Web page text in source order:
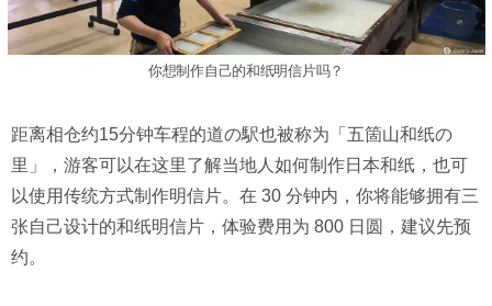
你想制作自己的和纸明信片吗？
距离相仓约15分钟车程的道の駅也被称为「五箇山和纸の
里」，游客可以在这里了解当地人如何制作日本和纸，也可
以使用传统方式制作明信片。在 30 分钟内，你将能够拥有三
张自己设计的和纸明信片，体验费用为 800 日圆，建议先预
约。